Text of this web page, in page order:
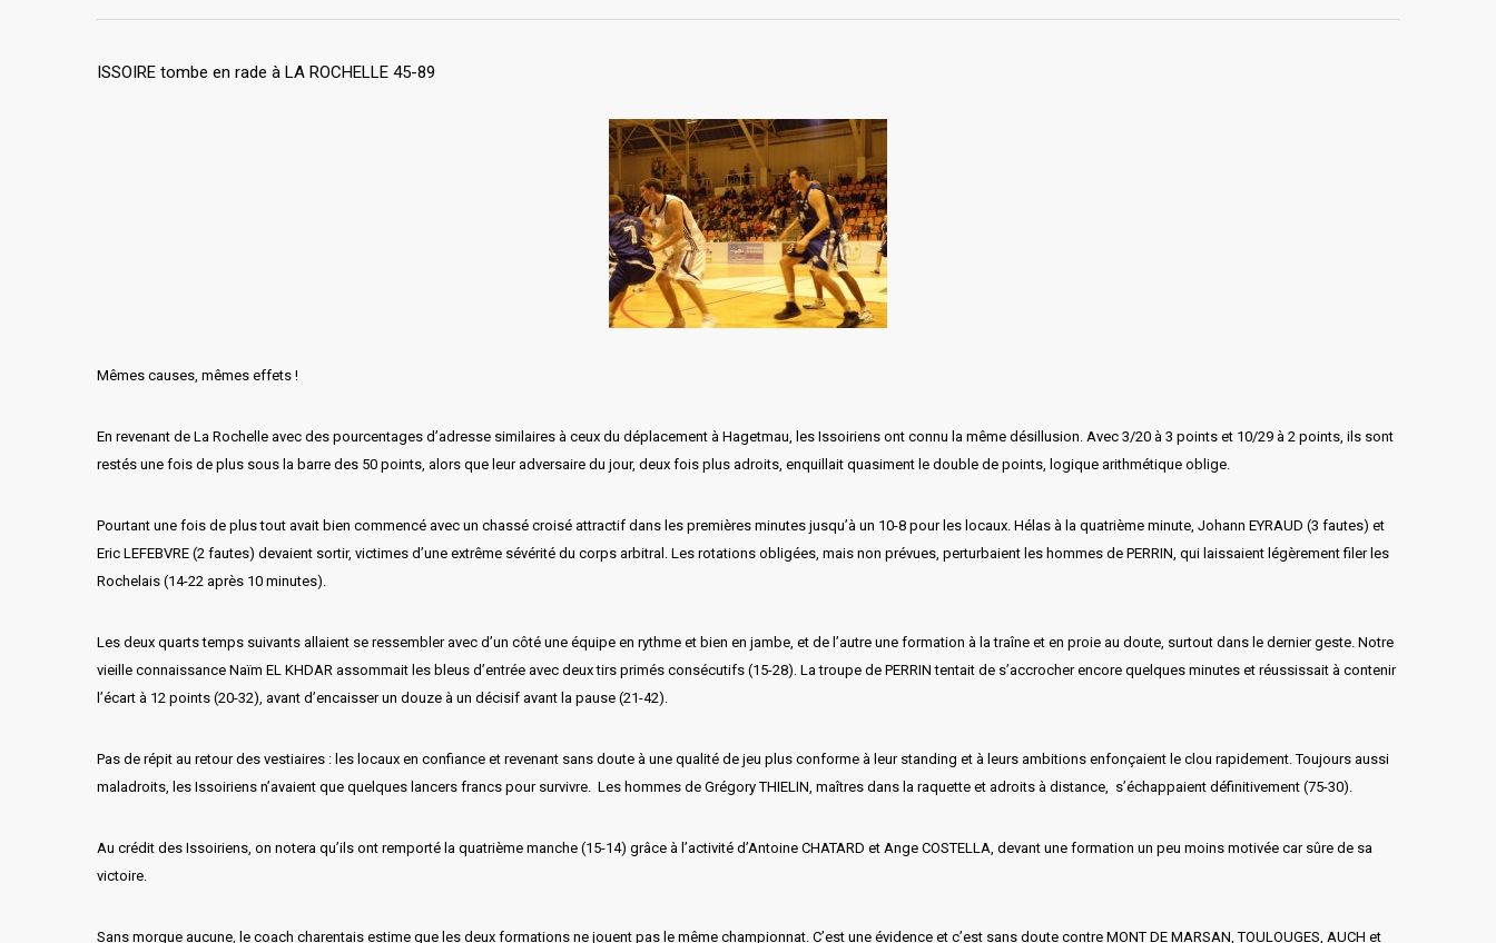
ISSOIRE tombe en rade à LA ROCHELLE 45-89
Mêmes causes, mêmes effets !
En revenant de La Rochelle avec des pourcentages d’adresse similaires à ceux du déplacement à Hagetmau, les Issoiriens ont connu la même désillusion. Avec 3/20 à 3 points et 10/29 à 2 points, ils sont
restés une fois de plus sous la barre des 50 points, alors que leur adversaire du jour, deux fois plus adroits, enquillait quasiment le double de points, logique arithmétique oblige.
Pourtant une fois de plus tout avait bien commencé avec un chassé croisé attractif dans les premières minutes jusqu’à un 10-8 pour les locaux. Hélas à la quatrième minute, Johann EYRAUD (3 fautes) et
Eric LEFEBVRE (2 fautes) devaient sortir, victimes d’une extrême sévérité du corps arbitral. Les rotations obligées, mais non prévues, perturbaient les hommes de PERRIN, qui laissaient légèrement filer les
Rochelais (14-22 après 10 minutes).
Les deux quarts temps suivants allaient se ressembler avec d’un côté une équipe en rythme et bien en jambe, et de l’autre une formation à la traîne et en proie au doute, surtout dans le dernier geste. Notre
vieille connaissance Naïm EL KHDAR assommait les bleus d’entrée avec deux tirs primés consécutifs (15-28). La troupe de PERRIN tentait de s’accrocher encore quelques minutes et réussissait à contenir
l’écart à 12 points (20-32), avant d’encaisser un douze à un décisif avant la pause (21-42).
Pas de répit au retour des vestiaires : les locaux en confiance et revenant sans doute à une qualité de jeu plus conforme à leur standing et à leurs ambitions enfonçaient le clou rapidement. Toujours aussi
maladroits, les Issoiriens n’avaient que quelques lancers francs pour survivre. Les hommes de Grégory THIELIN, maîtres dans la raquette et adroits à distance, s’échappaient définitivement (75-30).
Au crédit des Issoiriens, on notera qu’ils ont remporté la quatrième manche (15-14) grâce à l’activité d’Antoine CHATARD et Ange COSTELLA, devant une formation un peu moins motivée car sûre de sa
victoire.
Sans morgue aucune, le coach charentais estime que les deux formations ne jouent pas le même championnat. C’est une évidence et c’est sans doute contre MONT DE MARSAN, TOULOUGES, AUCH et